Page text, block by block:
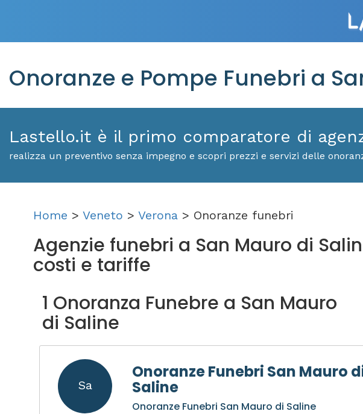
Onoranze e Pompe Funebri a
Lastello.it è il primo comparatore di
realizza un preventivo senza impegno e scopri prezzi e servizi delle
Home > Veneto > Verona > Onoranze funebri
Agenzie funebri a San Mauro di
costi e tariffe
1 Onoranza Funebre a San Mauro
di Saline
Sa
Onoranze Funebri San Mauro
Saline
Onoranze Funebri San Mauro di Saline